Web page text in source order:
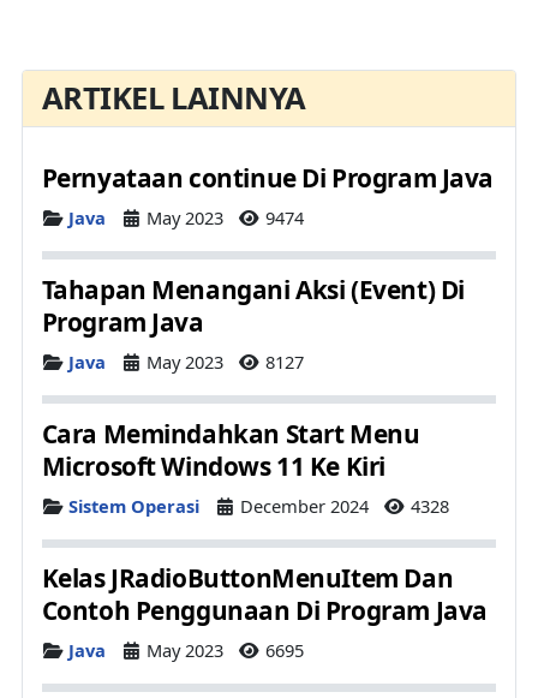
ARTIKEL LAINNYA
Pernyataan continue Di Program Java
Details
Java May 2023 9474
Tahapan Menangani Aksi (Event) Di
Program Java
Details
Java May 2023 8127
Cara Memindahkan Start Menu
Microsoft Windows 11 Ke Kiri
Details
Sistem Operasi December 2024 4328
Kelas JRadioButtonMenuItem Dan
Contoh Penggunaan Di Program Java
Details
Java May 2023 6695